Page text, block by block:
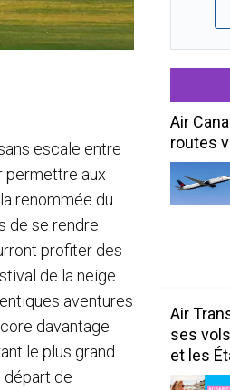
escale entre
permettre aux
renommée du
de se rendre
profiter des
de la neige
aventures
davantage
le plus grand
départ de
Air
routes
Air
ses vols
et les